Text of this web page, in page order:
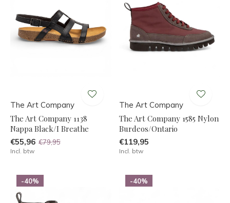
The Art Company
The Art Company 1138
Nappa Black/I Breathe
€55,96 €79,95
Incl. btw
The Art Company
The Art Company 1585 Nylon
Burdeos/Ontario
€119,95
Incl. btw
-40% -40%